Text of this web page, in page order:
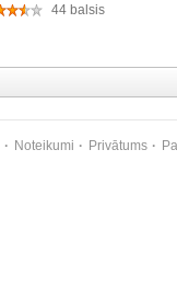
44 balsis
Noteikumi Privātums